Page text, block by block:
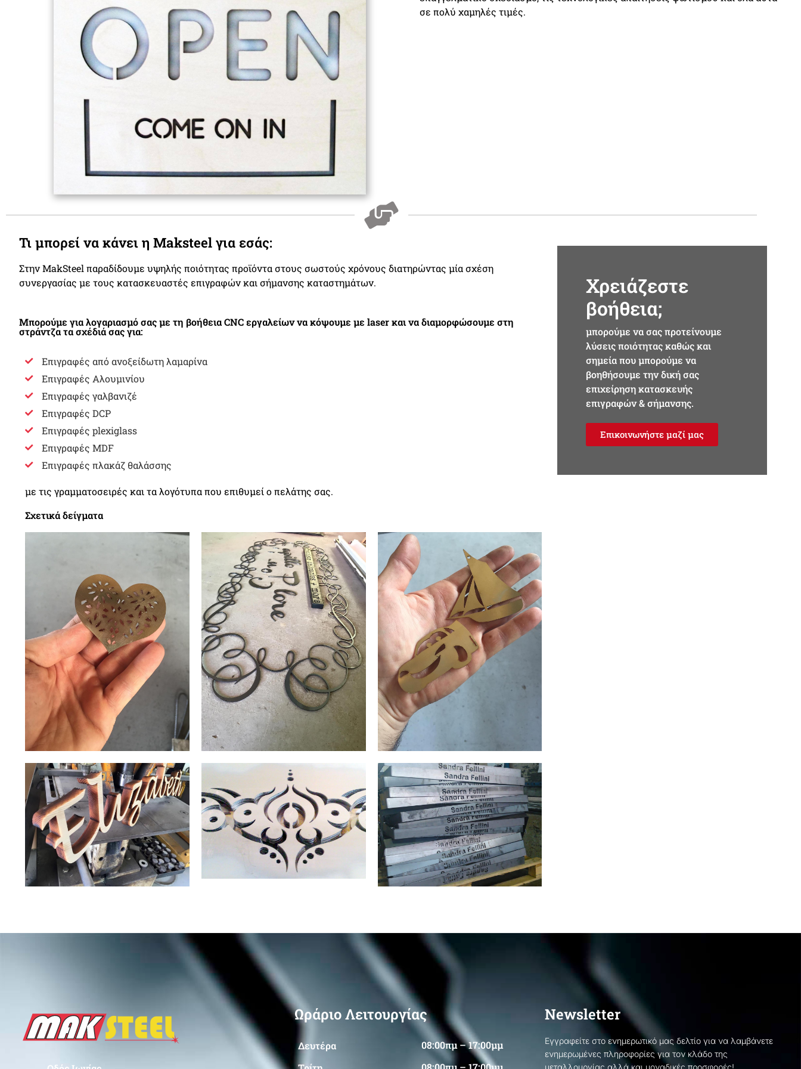
σε πολύ χαμηλές τιμές.
Τι μπορεί να κάνει η Maksteel για εσάς:
Στην MakSteel παραδίδουμε υψηλής ποιότητας προϊόντα στους σωστούς χρόνους διατηρώντας μία σχέση
συνεργασίας με τους κατασκευαστές επιγραφών και σήμανσης καταστημάτων.
Μπορούμε για λογαριασμό σας με τη βοήθεια CNC εργαλείων να κόψουμε με laser και να διαμορφώσουμε στη
στράντζα τα σχέδιά σας για:
Επιγραφές από ανοξείδωτη λαμαρίνα
Επιγραφές Αλουμινίου
Επιγραφές γαλβανιζέ
Επιγραφές DCP
Επιγραφές plexiglass
Επιγραφές MDF
Επιγραφές πλακάζ θαλάσσης
με τις γραμματοσειρές και τα λογότυπα που επιθυμεί ο πελάτης σας.
Σχετικά δείγματα
Χρειάζεστε
βοήθεια;
μπορούμε να σας προτείνουμε
λύσεις ποιότητας καθώς και
σημεία που μπορούμε να
βοηθήσουμε την δική σας
επιχείρηση κατασκευής
επιγραφών & σήμανσης.
Επικοινωνήστε μαζί μας
Ωράριο Λειτουργίας
Δευτέρα
08:00πμ – 17:00μμ
Newsletter
Εγγραφείτε στο ενημερωτικό μας δελτίο για να λαμβάνετε
ενημερωμένες πληροφορίες για τον κλάδο της
μεταλλουργίας αλλά και μοναδικές προσφορές!